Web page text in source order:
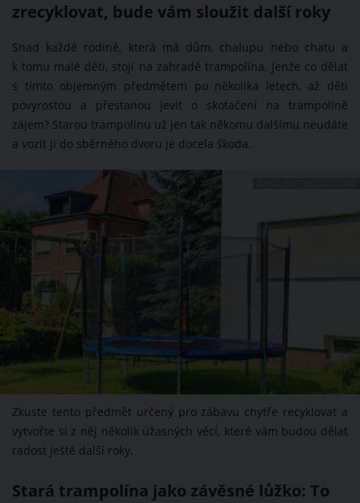
zrecyklovat, bude vám sloužit další roky
Snad každé rodině, která má dům, chalupu nebo chatu a
k tomu malé děti, stojí na zahradě trampolína. Jenže co dělat
s tímto objemným předmětem po několika letech, až děti
povyrostou a přestanou jevit o skotačení na trampolíně
zájem? Starou trampolínu už jen tak někomu dalšímu neudáte
a vozit ji do sběrného dvoru je docela škoda.
Zkuste tento předmět určený pro zábavu chytře recyklovat a
vytvořte si z něj několik úžasných věcí, které vám budou dělat
radost ještě další roky.
Stará trampolína jako závěsné lůžko: To